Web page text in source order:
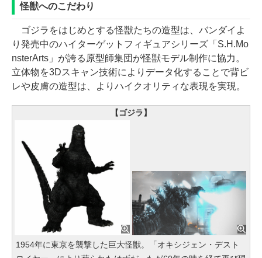
怪獣へのこだわり
ゴジラをはじめとする怪獣たちの造型は、バンダイよ
り発売中のハイターゲットフィギュアシリーズ「S.H.Mo
nsterArts」が誇る原型師集団が怪獣モデル制作に協力。
立体物を3Dスキャン技術によりデータ化することで背ビ
レや皮膚の造型は、よりハイクオリティな表現を実現。
【ゴジラ】
1954年に東京を襲撃した巨大怪獣。「オキシジェン・デスト